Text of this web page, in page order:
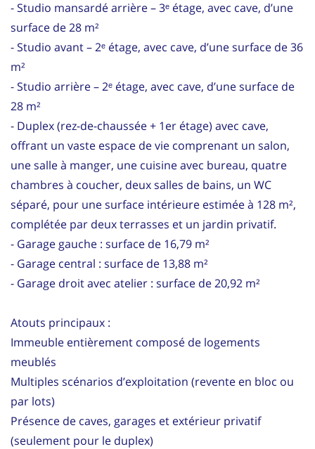
- Studio mansardé arrière – 3ᵉ étage, avec cave, d’une
surface de 28 m²
- Studio avant – 2ᵉ étage, avec cave, d’une surface de 36
m²
- Studio arrière – 2ᵉ étage, avec cave, d’une surface de
28 m²
- Duplex (rez-de-chaussée + 1er étage) avec cave,
offrant un vaste espace de vie comprenant un salon,
une salle à manger, une cuisine avec bureau, quatre
chambres à coucher, deux salles de bains, un WC
séparé, pour une surface intérieure estimée à 128 m²,
complétée par deux terrasses et un jardin privatif.
- Garage gauche : surface de 16,79 m²
- Garage central : surface de 13,88 m²
- Garage droit avec atelier : surface de 20,92 m²
Atouts principaux :
Immeuble entièrement composé de logements
meublés
Multiples scénarios d’exploitation (revente en bloc ou
par lots)
Présence de caves, garages et extérieur privatif
(seulement pour le duplex)